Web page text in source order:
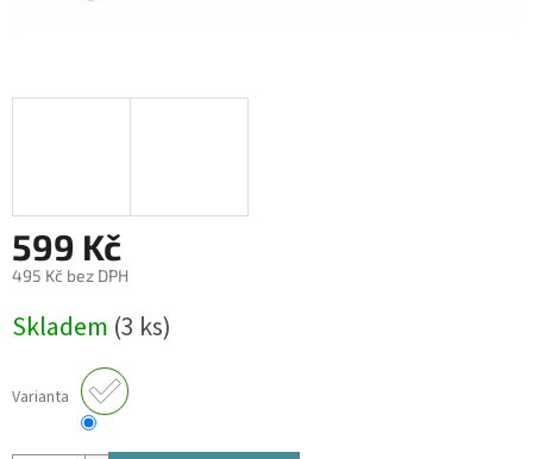
599 Kč
495 Kč bez DPH
cena:
Skladem (3 ks)
Varianta